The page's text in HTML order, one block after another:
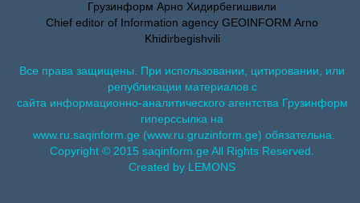
Грузинформ Арно Хидирбегишвили
Chief editor of Information agency GEOINFORM Arno
Khidirbegishvili
Все права защищены. При использовании, цитировании, или
републикации материалов с
сайта информационно-аналитического агентства Грузинформ
гиперссылка на
www.ru.saqinform.ge (www.ru.gruzinform.ge) обязательна.
Copyright © 2015 saqinform.ge All Rights Reserved.
Created by LEMONS